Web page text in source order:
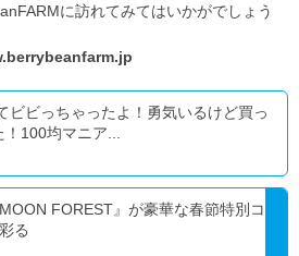
に訪れてみてはいかがでしょう
ビビっちゃったよ！勇気いるけど買っ
100均マニア...
FOREST』が豪華な春節特別コ
る